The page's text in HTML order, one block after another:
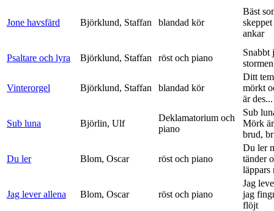
Jone havsfärd Björklund, Staffan blandad kör
Bäst
ankar
Psaltare och lyra Björklund, Staffan röst och piano
Snabbt
Vinterorgel Björklund, Staffan blandad kör
Ditt
mörkt
är des...
Sub luna Björlin, Ulf
Deklamatorium och
piano
Sub
Mörk
brud,
Du ler Blom, Oscar röst och piano
Du ler
tänder
läppars
Jag lever allena Blom, Oscar röst och piano
Jag
jag
flöjt